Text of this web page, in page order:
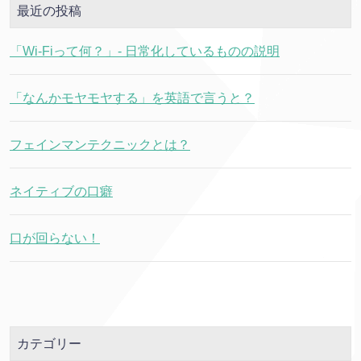
最近の投稿
「Wi-Fiって何？」- 日常化しているものの説明
「なんかモヤモヤする」を英語で言うと？
フェインマンテクニックとは？
ネイティブの口癖
口が回らない！
カテゴリー